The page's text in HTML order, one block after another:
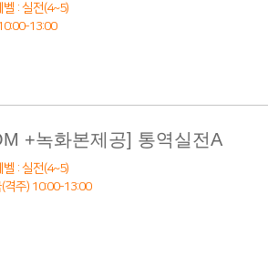
: 실전(4~5)
13:00
+녹화본제공] 통역실전A
: 실전(4~5)
격주) 10:00-13:00